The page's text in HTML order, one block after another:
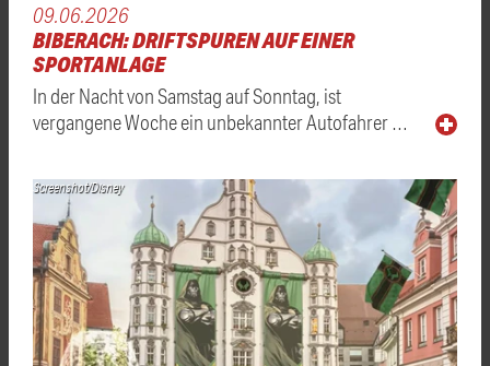
09.06.2026
BIBERACH: DRIFTSPUREN AUF EINER
SPORTANLAGE
In der Nacht von Samstag auf Sonntag, ist
vergangene Woche ein unbekannter Autofahrer …
Screenshot/Disney